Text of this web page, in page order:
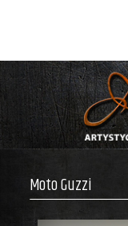
Moto Guzzi